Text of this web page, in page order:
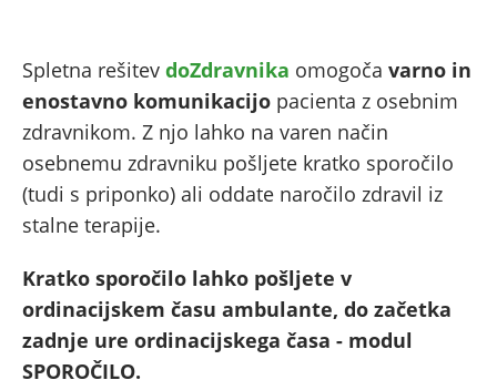
Spletna rešitev doZdravnika omogoča varno in
enostavno komunikacijo pacienta z osebnim
zdravnikom. Z njo lahko na varen način
osebnemu zdravniku pošljete kratko sporočilo
(tudi s priponko) ali oddate naročilo zdravil iz
stalne terapije.
Kratko sporočilo lahko pošljete v
ordinacijskem času ambulante, do začetka
zadnje ure ordinacijskega časa - modul
SPOROČILO.